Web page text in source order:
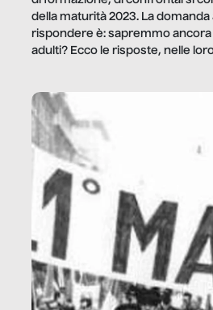
della maturità 2023. La
rispondere è: sapremmo
adulti? Ecco le risposte, nelle